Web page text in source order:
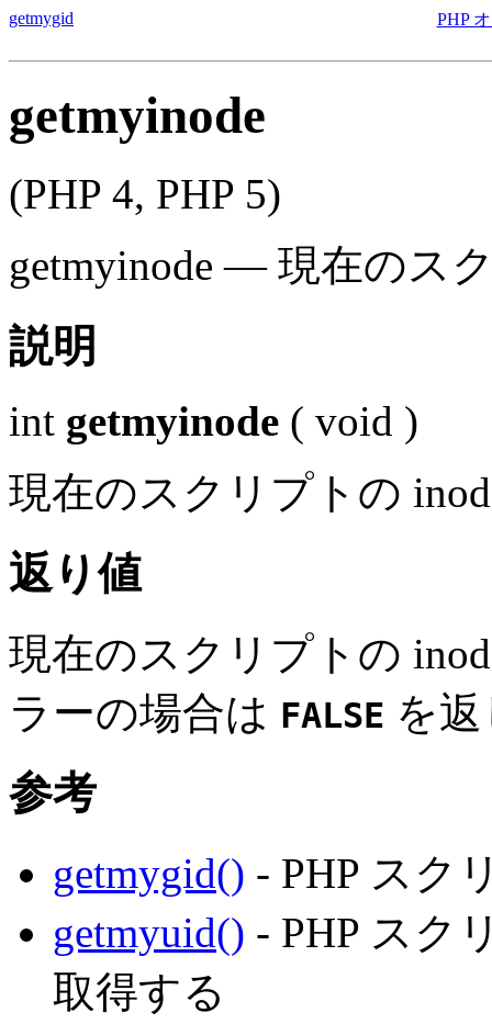
getmygid PHP
getmyinode
(PHP 4, PHP 5)
getmyinode — 現在のス
説明
int getmyinode ( void )
現在のスクリプトの
返り値
現在のスクリプトの
ラーの場合は FALSE を
参考
getmygid() - PHP スク
getmyuid() - PHP スク
取得する